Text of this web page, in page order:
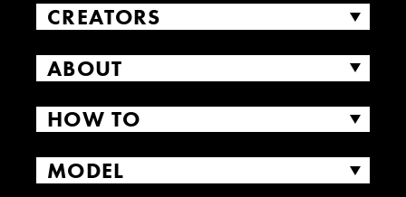
CREATORS
ABOUT
HOW TO
MODEL